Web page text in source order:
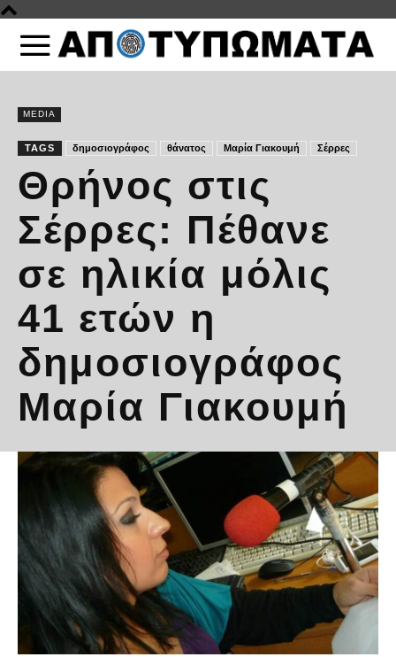
MEDIA
TAGS δημοσιογράφος θάνατος Μαρία Γιακουμή Σέρρες
Θρήνος στις
Σέρρες: Πέθανε
σε ηλικία μόλις
41 ετών η
δημοσιογράφος
Μαρία Γιακουμή